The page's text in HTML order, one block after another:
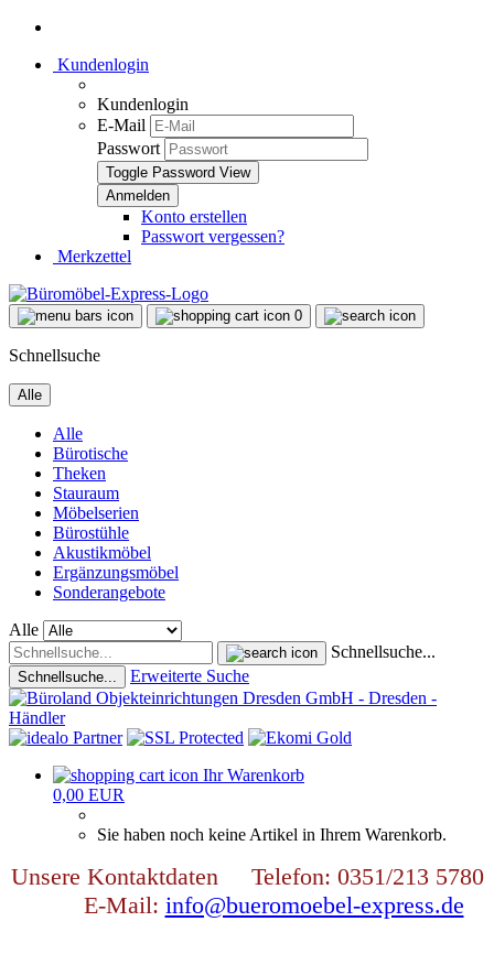
Kundenlogin
Kundenlogin
E-Mail
Passwort
Toggle Password View
Konto erstellen
Passwort vergessen?
Merkzettel
0
Schnellsuche
Alle
Alle
Bürotische
Theken
Stauraum
Möbelserien
Bürostühle
Akustikmöbel
Ergänzungsmöbel
Sonderangebote
Alle
Schnellsuche...
Schnellsuche... Erweiterte Suche
Ihr Warenkorb
0,00 EUR
Sie haben noch keine Artikel in Ihrem Warenkorb.
Unsere Kontaktdaten Telefon: 0351/213 5780
E-Mail: info@bueromoebel-express.de